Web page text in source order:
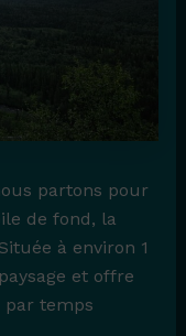
partons pour
de fond, la
à environ 1
et offre
par temps